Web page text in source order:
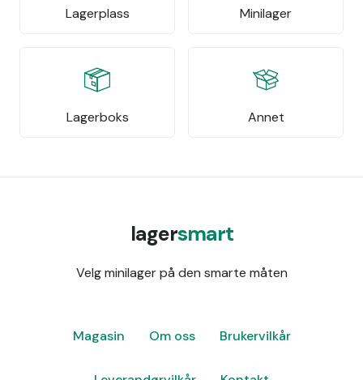
Lagerplass Minilager
Lagerboks Annet
lagersmart
Velg minilager på den smarte måten
Magasin Om oss Brukervilkår